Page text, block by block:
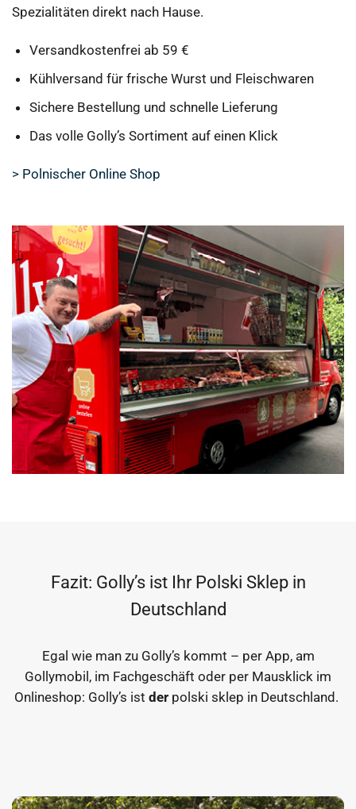
Spezialitäten direkt nach Hause.
Versandkostenfrei ab 59 €
Kühlversand für frische Wurst und Fleischwaren
Sichere Bestellung und schnelle Lieferung
Das volle Golly’s Sortiment auf einen Klick
> Polnischer Online Shop
Fazit: Golly’s ist Ihr Polski Sklep in
Deutschland
Egal wie man zu Golly’s kommt – per App, am
Gollymobil, im Fachgeschäft oder per Mausklick im
Onlineshop: Golly’s ist der polski sklep in Deutschland.